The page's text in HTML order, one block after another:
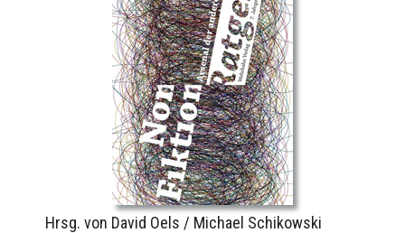
Hrsg. von David Oels / Michael Schikowski